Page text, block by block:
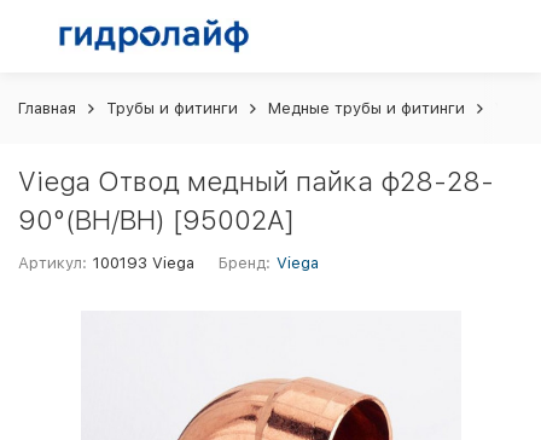
Главная Трубы и фитинги Медные трубы и фитинги
Viega Отвод медный пайка ф28-28-
90°(ВН/ВН) [95002A]
Артикул: 100193 Viega Бренд: Viega